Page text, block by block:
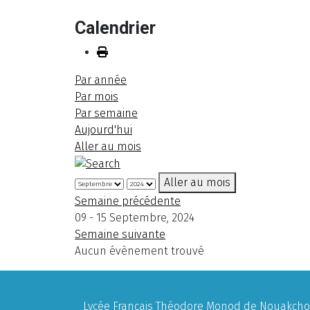
Calendrier
Par année
Par mois
Par semaine
Aujourd'hui
Aller au mois
Aller au mois
Semaine précédente
09 - 15 Septembre, 2024
Semaine suivante
Aucun évènement trouvé
Lycée Français Théodore Monod de